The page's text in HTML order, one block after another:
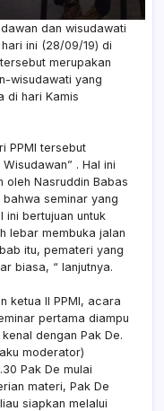
dan wisudawati
ini (28/09/19) di
merupakan
wisudawati yang
di hari Kamis
PPMI tersebut
. Hal ini
oleh Nasruddin Babas
bahwa seminar yang
ini bertujuan untuk
lebar membuka jalan
itu, pemateri yang
biasa, “ lanjutnya.
ketua II PPMI, acara
pertama diampu
dengan Pak De.
moderator)
Pak De mulai
materi, Pak De
siapkan melalui